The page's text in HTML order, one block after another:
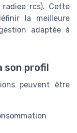
rcs). Cette
la meilleure
adaptée à
son profil
peuvent être